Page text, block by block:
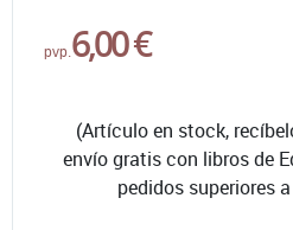
pvp. 6,00 €
(Artículo en stock,
envío gratis con libros de
pedidos superiores